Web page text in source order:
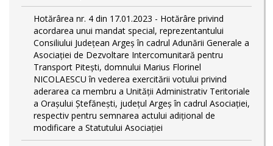
Hotărârea nr. 4 din 17.01.2023 - Hotărâre privind
acordarea unui mandat special, reprezentantului
Consiliului Județean Argeș în cadrul Adunării Generale a
Asociației de Dezvoltare Intercomunitară pentru
Transport Pitești, domnului Marius Florinel
NICOLAESCU în vederea exercitării votului privind
aderarea ca membru a Unității Administrativ Teritoriale
a Orașului Ștefănești, județul Argeș în cadrul Asociației,
respectiv pentru semnarea actului adițional de
modificare a Statutului Asociației